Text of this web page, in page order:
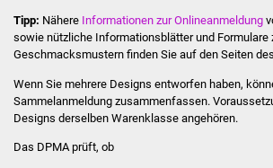
Soziale
Kirchen
Lokale
Tipp: Nähere Informationen zur Onlineanmeldung
sowie nützliche Informationsblätter und Formulare
Geschmacksmustern finden Sie auf den Seiten
Wenn Sie mehrere Designs entworfen haben,
Sammelanmeldung zusammenfassen.
Designs derselben Warenklasse angehören.
Das DPMA prüft, ob